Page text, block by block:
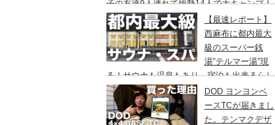
子の友達9人連れて総勢14人で大キャンプ！
めちゃくちゃ疲れたぞ。
【最速レポート】
西麻布に都内最大
級のスーパー銭
湯”テルマー湯”現
る！サウナも温泉もあり、宿泊も出来るらし
い♪
DOD ヨンヨンベ
ースTCが届きまし
た。テンマクデザ